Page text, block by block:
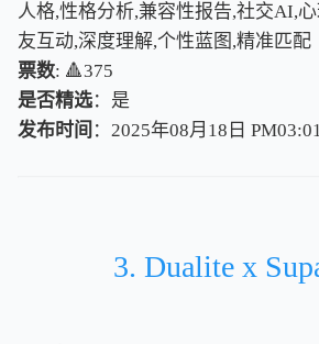
人格,性格分析,兼容性报告,社交AI,
友互动,深度理解,个性蓝图,精准匹配
票数: 🔺375
是否精选：是
发布时间 ：2025年08月18日
3. Dualite x